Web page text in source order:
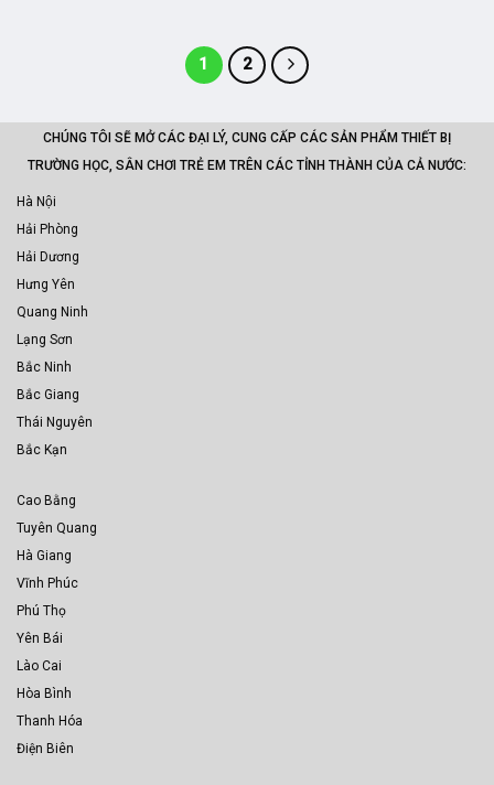
1 2
CHÚNG TÔI SẼ MỞ CÁC ĐẠI LÝ, CUNG CẤP CÁC SẢN PHẨM THIẾT BỊ
TRƯỜNG HỌC, SÂN CHƠI TRẺ EM TRÊN CÁC TỈNH THÀNH CỦA CẢ NƯỚC:
Hà Nội
Hải Phòng
Hải Dương
Hưng Yên
Quang Ninh
Lạng Sơn
Bắc Ninh
Bắc Giang
Thái Nguyên
Bắc Kạn
Cao Bằng
Tuyên Quang
Hà Giang
Vĩnh Phúc
Phú Thọ
Yên Bái
Lào Cai
Hòa Bình
Thanh Hóa
Điện Biên